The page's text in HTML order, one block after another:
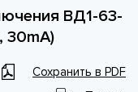
ВД1-63-
30mA)
Сохранить в PDF